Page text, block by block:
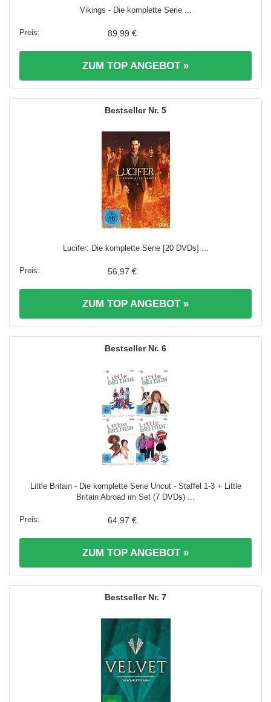
Vikings - Die komplette Serie ...
89,99 €
ZUM TOP ANGEBOT »
5
Lucifer: Die komplette Serie [20 DVDs] ...
56,97 €
ZUM TOP ANGEBOT »
6
Little Britain - Die komplette Serie Uncut - Staffel 1-3 + Little
Britain Abroad im Set (7 DVDs) ...
64,97 €
ZUM TOP ANGEBOT »
7